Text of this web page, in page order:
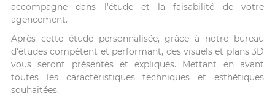
accompagne dans l'étude et la faisabilité de votre
agencement.
Après cette étude personnalisée, grâce à notre bureau
d'études compétent et performant, des visuels et plans 3D
vous seront présentés et expliqués. Mettant en avant
toutes les caractéristiques techniques et esthétiques
souhaitées.